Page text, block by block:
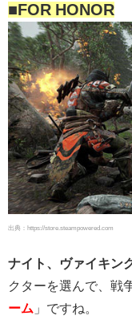
■FOR HONOR
出典：https://store.steampowered.com
ナイト、ヴァイキン
クターを選んで、戦
ーム 」ですね。